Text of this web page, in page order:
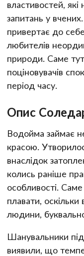
властивостей, які
запитань у
привертає до
любителів
природи. Саме тут
поціновувачів
період часу.
Опис
Водойма займає
красою.
внаслідок
колись раніше
особливості.
плавати, оскільки
людини,
Шанувальники
виявили, що